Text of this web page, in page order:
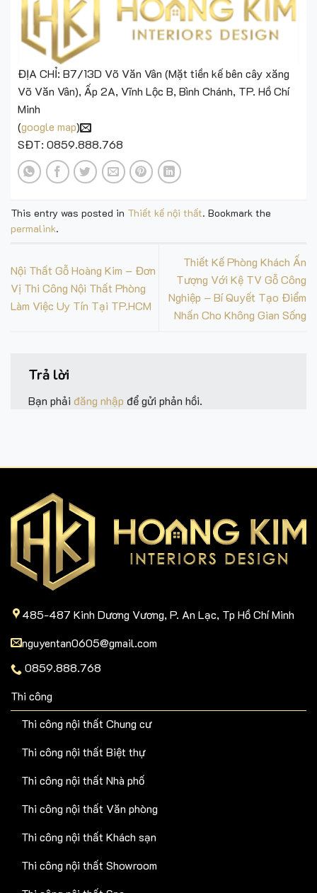
ĐỊA CHỈ: B7/13D Võ Văn Vân (Mặt tiền kế bên cây xăng
Võ Văn Vân), Ấp 2A, Vĩnh Lộc B, Bình Chánh, TP. Hồ Chí
Minh
(google map)
SĐT: 0859.888.768
This entry was posted in Thiết kế nội thất. Bookmark the
permalink.
Nội Thất Gỗ Hoàng Kim – Đơn
Vị Thi Công Nội Thất Phòng
Làm Việc Uy Tín Tại TP.HCM
Thiết Kế Phòng Khách Ấn
Tượng Với Kệ TV Gỗ Công
Nghiệp – Bí Quyết Tạo Điểm
Nhấn Cho Không Gian Sống
Trả lời
Bạn phải đăng nhập để gửi phản hồi.
485-487 Kinh Dương Vương, P. An Lạc, Tp Hồ Chí Minh
nguyentan0605@gmail.com
0859.888.768
Thi công
Thi công nội thất Chung cư
Thi công nội thất Biệt thự
Thi công nội thất Nhà phố
Thi công nội thất Văn phòng
Thi công nội thất Khách sạn
Thi công nội thất Showroom